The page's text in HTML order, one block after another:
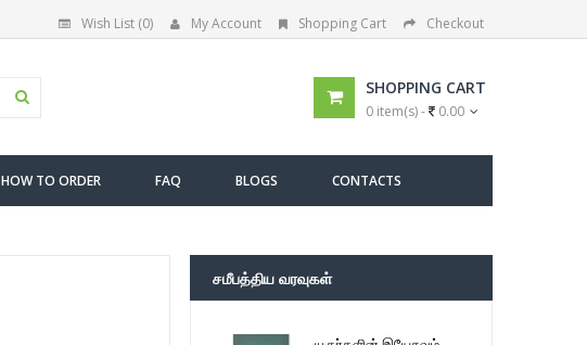
Wish List (0) My Account Shopping Cart Checkout
SHOPPING CART
0 item(s) - 0.00
HOW TO ORDER FAQ BLOGS CONTACTS
சமீபத்திய வரவுகள்